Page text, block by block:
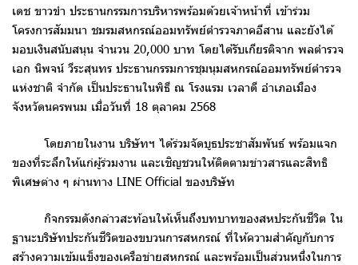
เดช ขาวขำ ประธานกรรมการบริหารพร้อมด้วยเจ้าหน้าที่ เข้าร่วม
โครงการสัมมนา ชมรมสหกรณ์ออมทรัพย์ตำรวจภาคอีสาน และยังได้
มอบเงินสนับสนุน จำนวน 20,000 บาท โดยได้รับเกียรติจาก พลตำรวจ
เอก นิพจน์ วีระสุนทร ประธานกรรมการชุมนุมสหกรณ์ออมทรัพย์ตำรวจ
แห่งชาติ จำกัด เป็นประธานในพิธี ณ โรงแรม เวลาดี อำเภอเมือง
จังหวัดนครพนม เมื่อวันที่ 18 ตุลาคม 2568
โดยภายในงาน บริษัทฯ ได้ร่วมจัดบูธประชาสัมพันธ์ พร้อมแจก
ของที่ระลึกให้แก่ผู้ร่วมงาน และเชิญชวนให้ติดตามข่าวสารและสิทธิ
พิเศษต่าง ๆ ผ่านทาง LINE Official ของบริษัท
กิจกรรมดังกล่าวสะท้อนให้เห็นถึงบทบาทของสหประกันชีวิต ใน
ฐานะบริษัทประกันชีวิตของขบวนการสหกรณ์ ที่ให้ความสำคัญกับการ
สร้างความเข้มแข็งของเครือข่ายสหกรณ์ และพร้อมเป็นส่วนหนึ่งในการ